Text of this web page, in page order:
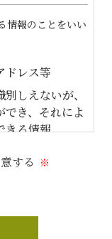
情報のことをいい
ドレス等
しえないが、
き、それによ
きる情報
する